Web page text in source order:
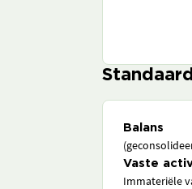
Balans
Vaste
Immateriële